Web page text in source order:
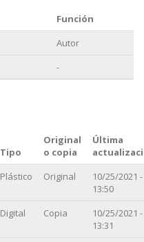
Función
Autor
-
Tipo
Original
o copia
Última
Plástico Original
10/25/2021 -
13:50
Digital Copia
10/25/2021 -
13:31